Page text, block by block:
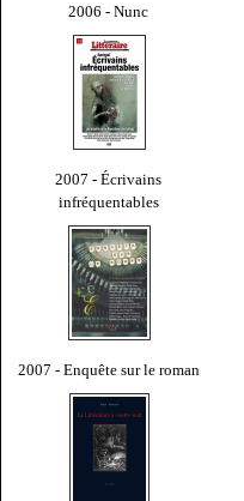
2006 - Nunc
2007 - Écrivains
infréquentables
2007 - Enquête sur le roman